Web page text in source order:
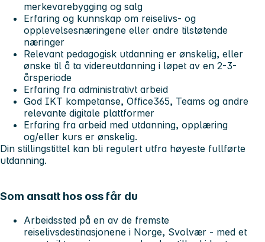
merkevarebygging og salg
Erfaring og kunnskap om reiselivs- og
opplevelsesnæringene eller andre tilstøtende
næringer
Relevant pedagogisk utdanning er ønskelig, eller
ønske til å ta videreutdanning i løpet av en 2-3-
årsperiode
Erfaring fra administrativt arbeid
God IKT kompetanse, Office365, Teams og andre
relevante digitale plattformer
Erfaring fra arbeid med utdanning, opplæring
og/eller kurs er ønskelig.
Din stillingstittel kan bli regulert utfra høyeste fullførte
utdanning.
Som ansatt hos oss får du
Arbeidssted på en av de fremste
reiselivsdestinasjonene i Norge, Svolvær - med et